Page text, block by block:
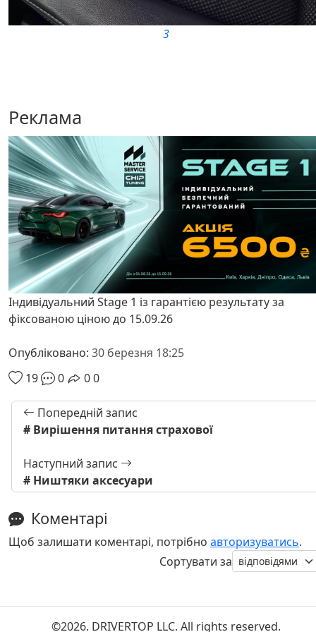
3
Реклама
Індивідуальний Stage 1 із гарантією результату за
фіксованою ціною до 15.09.26
Опубліковано: 30 березня 18:25
19
0 00
Попередній запис
# Вирішення питання страхової
Наступний запис
# Ништяки аксесуари
Коментарі
Щоб залишати коментарі, потрібно авторизуватись.
Сортувати за
©2026. DRIVERTOP LLC. All rights reserved.